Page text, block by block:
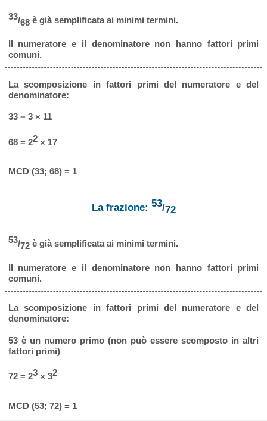
33/68è già semplificata ai minimi termini.
Il numeratore e il denominatore non hanno fattori primi
comuni.
La scomposizione in fattori primi del numeratore e del
denominatore:
33 = 3 × 11
68 = 22× 17
MCD (33; 68) = 1
La frazione: 53/72
53/72è già semplificata ai minimi termini.
Il numeratore e il denominatore non hanno fattori primi
comuni.
La scomposizione in fattori primi del numeratore e del
denominatore:
53 è un numero primo (non può essere scomposto in altri
fattori primi)
72 = 23× 32
MCD (53; 72) = 1